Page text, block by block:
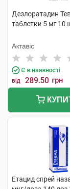
Дезлоратадин
таблетки 5 мг 10
Актавіс
Є в наявності
від 289.50 грн
Етацид спрей